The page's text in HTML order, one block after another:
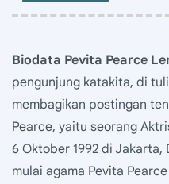
Biodata Pevita Pearce
pengunjung katakita, di
membagikan postingan
Pearce, yaitu seorang
6 Oktober 1992 di Jakarta,
mulai agama Pevita